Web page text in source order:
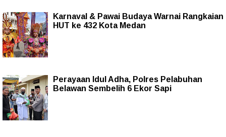
Karnaval & Pawai Budaya Warnai Rangkaian
HUT ke 432 Kota Medan
Perayaan Idul Adha, Polres Pelabuhan
Belawan Sembelih 6 Ekor Sapi